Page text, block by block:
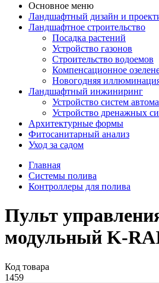
Основное меню
Ландшафтный дизайн и
Ландшафтное строительство
Посадка растений
Устройство газонов
Строительство водоемов
Компенсационное
Новогодняя
Ландшафтный инжиниринг
Устройство систем
Устройство дренажных
Aрхитектурные формы
Фитосанитарный анализ
Уход за садом
Главная
Системы полива
Контроллеры для полива
Пульт
модульный K-
Код товара
1459